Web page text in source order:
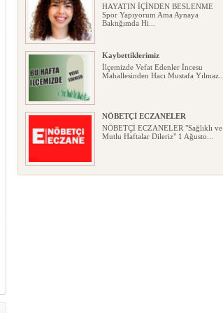
HAYATIN İÇİNDEN BESLENME
Spor Yapıyorum Ama Aynaya
Baktığımda Hi...
Kaybettiklerimiz
İlçemizde Vefat Edenler İncesu
Mahallesinden Hacı Mustafa Yılmaz...
NÖBETÇİ ECZANELER
NÖBETÇİ ECZANELER "Sağlıklı ve
Mutlu Haftalar Dileriz" 1 Ağusto...
Okullarda yeni dönem: Yönetmelik